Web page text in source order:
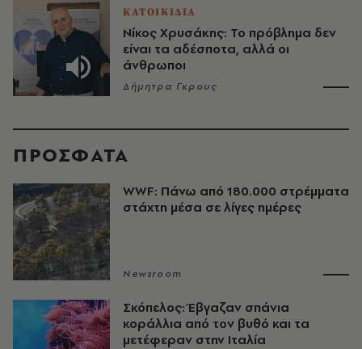
ΚΑΤΟΙΚΙΔΙΑ
Νίκος Χρυσάκης: Το πρόβλημα δεν
είναι τα αδέσποτα, αλλά οι
άνθρωποι
Δήμητρα Γκρους
ΠΡΟΣΦΑΤΑ
WWF: Πάνω από 180.000 στρέμματα
στάχτη μέσα σε λίγες ημέρες
Newsroom
Σκόπελος: Έβγαζαν σπάνια
κοράλλια από τον βυθό και τα
μετέφεραν στην Ιταλία